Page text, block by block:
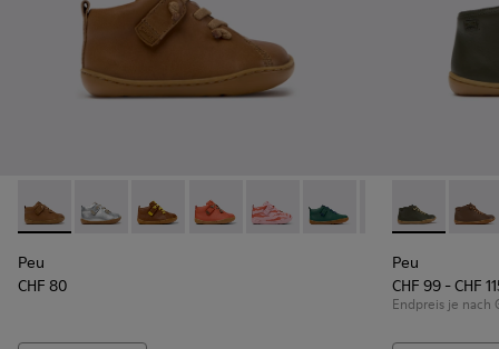
Peu - 80153-119 - Braune Lederstiefeletten für Kinder.
Peu - 80153-120
Peu - 80153-116
Peu - 80153-115
Peu - 80153-113Peu - 80153-108
Peu - 80153-107
Peu -
Peu
CHF 80
Peu - Peu -
Peu
CHF 99 - CHF
Endpreis je nach